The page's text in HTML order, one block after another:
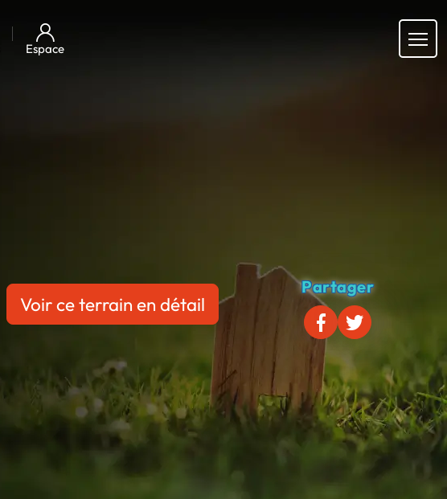
Espace
Voir ce terrain en détail
Partager